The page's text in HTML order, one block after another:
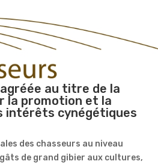
au titre de la
la promotion et la
intérêts cynégétiques
des chasseurs au niveau
de grand gibier aux cultures,